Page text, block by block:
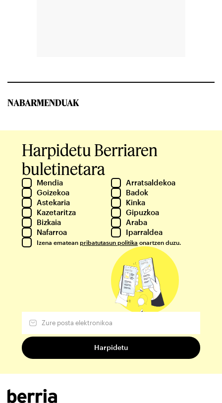
NABARMENDUAK
Harpidetu Berriaren
buletinetara
Mendia
Arratsaldekoa
Goizekoa
Badok
Astekaria
Kinka
Kazetaritza
Gipuzkoa
Bizkaia
Araba
Nafarroa
Iparraldea
Izena ematean pribatutasun politika onartzen duzu.